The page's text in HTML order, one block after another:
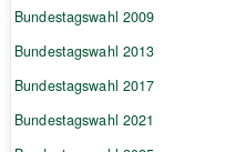
Bundestagswahl 2009
Bundestagswahl 2013
Bundestagswahl 2017
Bundestagswahl 2021